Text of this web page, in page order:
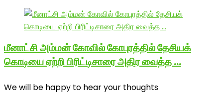
மீனாட்சி அம்மன் கோவில் கோபுரத்தில் தேசியக்
கொடியை ஏற்றி பிரிட்டிசாரை அதிர வைத்த …
We will be happy to hear your thoughts